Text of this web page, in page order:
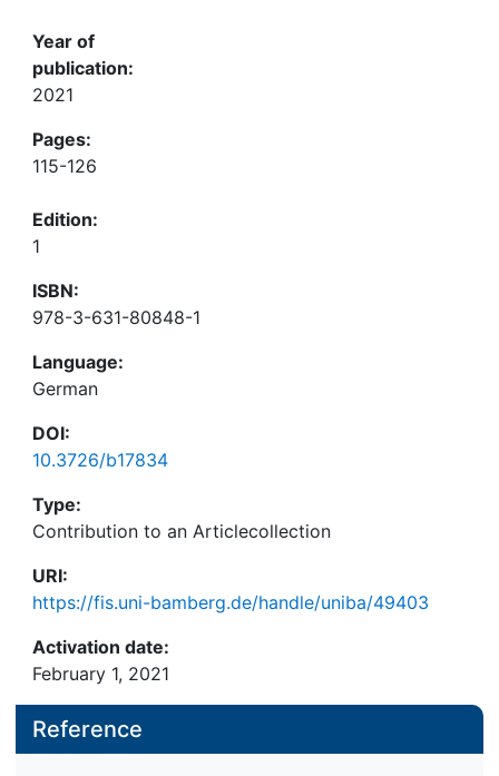
Year of
publication:
2021
Pages:
115-126
Edition:
1
ISBN:
978-3-631-80848-1
Language:
German
DOI:
10.3726/b17834
Type:
Contribution to an Articlecollection
URI:
https://fis.uni-bamberg.de/handle/uniba/49403
Activation date:
February 1, 2021
Reference